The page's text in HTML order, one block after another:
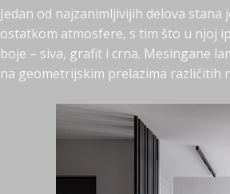
Jedan od najzanimljivijih delova
ostatkom atmosfere, s tim što u njoj
boje – siva, grafit i crna. Mesingane
na geometrijskim prelazima različitih